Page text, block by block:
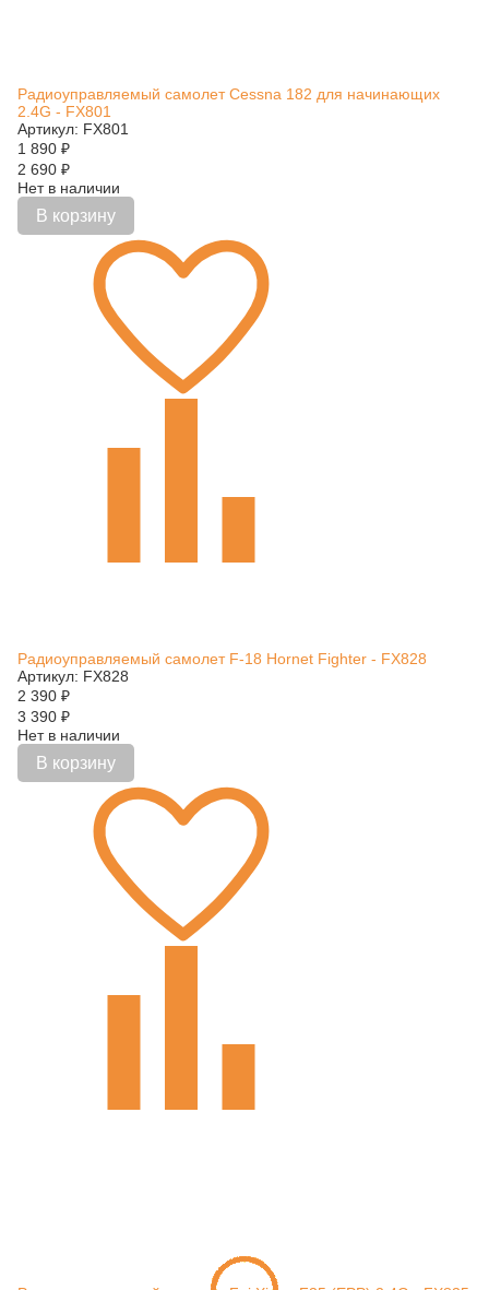
Радиоуправляемый самолет Cessna 182 для начинающих
2.4G - FX801
Артикул: FX801
1 890 ₽
2 690 ₽
Нет в наличии
В корзину
Радиоуправляемый самолет F-18 Hornet Fighter - FX828
Артикул: FX828
2 390 ₽
3 390 ₽
Нет в наличии
В корзину